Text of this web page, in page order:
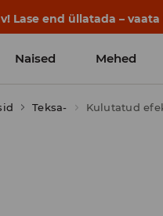
Lase end üllatada –
Naised Mehed
Teksa- Kulutatud